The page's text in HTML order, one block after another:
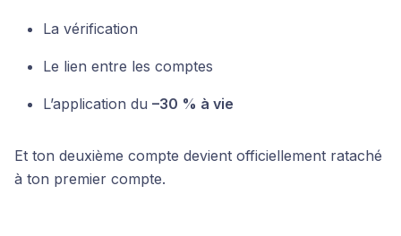
La vérification
Le lien entre les comptes
L’application du –30 % à vie
Et ton deuxième compte devient officiellement rataché
à ton premier compte.